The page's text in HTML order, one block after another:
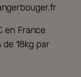
en France
18kg par